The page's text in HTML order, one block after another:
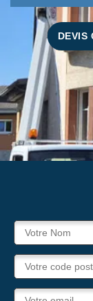
DEVIS